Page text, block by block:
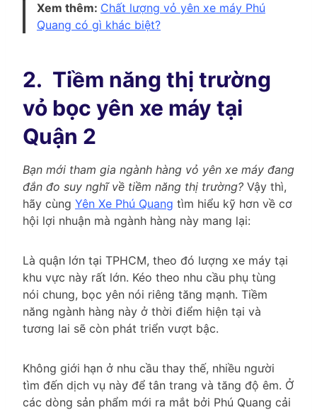
Xem thêm: Chất lượng vỏ yên xe máy Phú
Quang có gì khác biệt?
2. Tiềm năng thị trường
vỏ bọc yên xe máy tại
Quận 2
Bạn mới tham gia ngành hàng vỏ yên xe máy đang
đắn đo suy nghĩ về tiềm năng thị trường? Vậy thì,
hãy cùng Yên Xe Phú Quang tìm hiểu kỹ hơn về cơ
hội lợi nhuận mà ngành hàng này mang lại:
Là quận lớn tại TPHCM, theo đó lượng xe máy tại
khu vực này rất lớn. Kéo theo nhu cầu phụ tùng
nói chung, bọc yên nói riêng tăng mạnh. Tiềm
năng ngành hàng này ở thời điểm hiện tại và
tương lai sẽ còn phát triển vượt bậc.
Không giới hạn ở nhu cầu thay thế, nhiều người
tìm đến dịch vụ này để tân trang và tăng độ êm. Ở
các dòng sản phẩm mới ra mắt bởi Phú Quang cải